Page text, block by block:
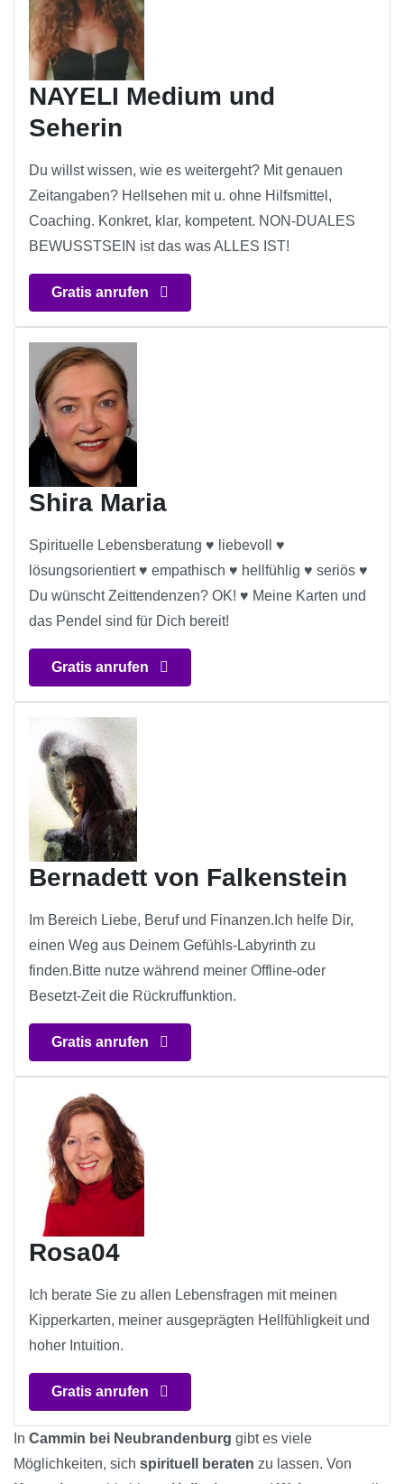
NAYELI Medium und
Seherin
Du willst wissen, wie es weitergeht? Mit genauen
Zeitangaben? Hellsehen mit u. ohne Hilfsmittel,
Coaching. Konkret, klar, kompetent. NON-DUALES
BEWUSSTSEIN ist das was ALLES IST!
Gratis anrufen
Shira Maria
Spirituelle Lebensberatung ♥ liebevoll ♥
lösungsorientiert ♥ empathisch ♥ hellfühlig ♥ seriös ♥
Du wünscht Zeittendenzen? OK! ♥ Meine Karten und
das Pendel sind für Dich bereit!
Gratis anrufen
Bernadett von Falkenstein
Im Bereich Liebe, Beruf und Finanzen.Ich helfe Dir,
einen Weg aus Deinem Gefühls-Labyrinth zu
finden.Bitte nutze während meiner Offline-oder
Besetzt-Zeit die Rückruffunktion.
Gratis anrufen
Rosa04
Ich berate Sie zu allen Lebensfragen mit meinen
Kipperkarten, meiner ausgeprägten Hellfühligkeit und
hoher Intuition.
Gratis anrufen
In Cammin bei Neubrandenburg gibt es viele
Möglichkeiten, sich spirituell beraten zu lassen. Von